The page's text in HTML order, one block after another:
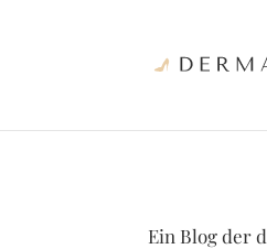
Ein Blog der